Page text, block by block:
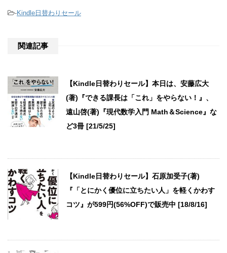
-Kindle日替わりセール
関連記事
【Kindle日替わりセール】本日は、安藤広大
(著)『できる課長は「これ」をやらない！』、
遠山啓(著)『現代数学入門 Math＆Science』な
ど3冊 [21/5/25]
【Kindle日替わりセール】石原加受子(著)
『「とにかく優位に立ちたい人」を軽くかわす
コツ』が599円(56%OFF)で販売中 [18/8/16]